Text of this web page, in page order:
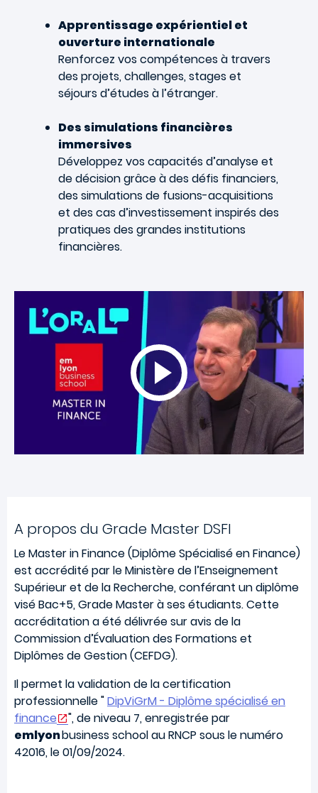
Apprentissage expérientiel et
ouverture internationale
Renforcez vos compétences à travers
des projets, challenges, stages et
séjours d’études à l’étranger.
Des simulations financières
immersives
Développez vos capacités d’analyse et
de décision grâce à des défis financiers,
des simulations de fusions-acquisitions
et des cas d’investissement inspirés des
pratiques des grandes institutions
financières.
A propos du Grade Master DSFI
Le Master in Finance (Diplôme Spécialisé en Finance)
est accrédité par le Ministère de l’Enseignement
Supérieur et de la Recherche, conférant un diplôme
visé Bac+5, Grade Master à ses étudiants. Cette
accréditation a été délivrée sur avis de la
Commission d’Évaluation des Formations et
Diplômes de Gestion (CEFDG).
Il permet la validation de la certification
professionnelle "DipViGrM - Diplôme spécialisé en
finance
", de niveau 7, enregistrée par
emlyonbusiness school au RNCP sous le numéro
42016, le 01/09/2024.